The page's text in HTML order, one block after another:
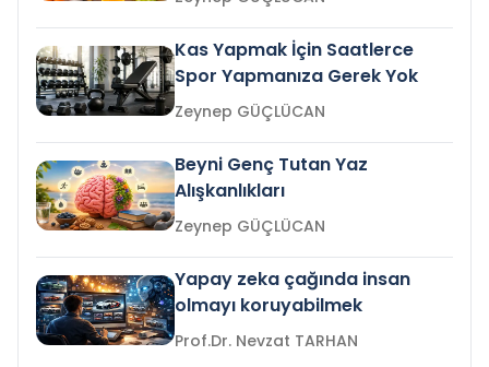
Kas Yapmak İçin Saatlerce
Spor Yapmanıza Gerek Yok
Zeynep GÜÇLÜCAN
Beyni Genç Tutan Yaz
Alışkanlıkları
Zeynep GÜÇLÜCAN
Yapay zeka çağında insan
olmayı koruyabilmek
Prof.Dr. Nevzat TARHAN